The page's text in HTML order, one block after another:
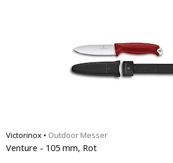
Victorinox • Outdoor Messer
Venture - 105 mm, Rot